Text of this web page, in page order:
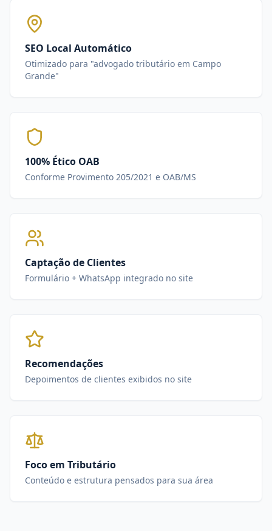
SEO Local Automático
Otimizado para "advogado tributário em Campo
Grande"
100% Ético OAB
Conforme Provimento 205/2021 e OAB/MS
Captação de Clientes
Formulário + WhatsApp integrado no site
Recomendações
Depoimentos de clientes exibidos no site
Foco em Tributário
Conteúdo e estrutura pensados para sua área